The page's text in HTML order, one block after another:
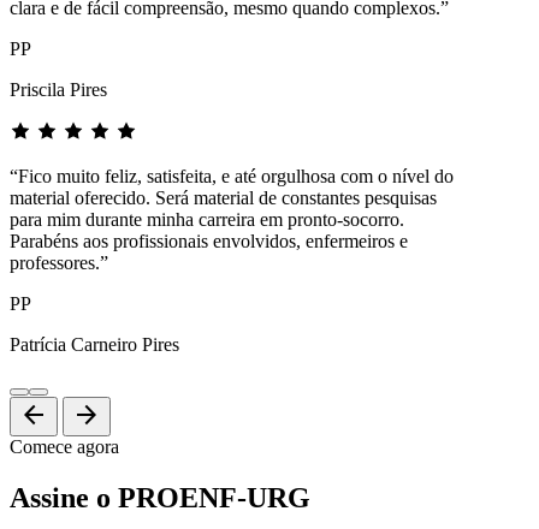
clara e de fácil compreensão, mesmo quando complexos.”
PP
Priscila Pires
“Fico muito feliz, satisfeita, e até orgulhosa com o nível do
material oferecido. Será material de constantes pesquisas
para mim durante minha carreira em pronto-socorro.
Parabéns aos profissionais envolvidos, enfermeiros e
professores.”
PP
Patrícia Carneiro Pires
arrow_back arrow_forward
Comece agora
Assine o PROENF-URG